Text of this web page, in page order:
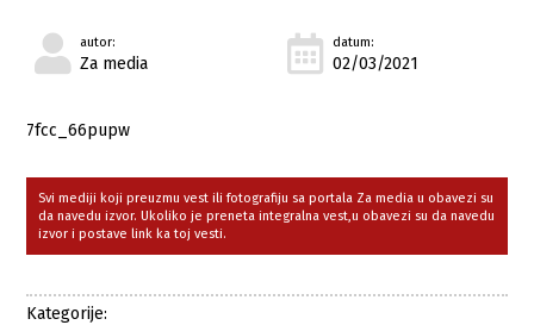
autor:
Za media
datum:
02/03/2021
7fcc_66pupw
Svi mediji koji preuzmu vest ili fotografiju sa portala Za media u obavezi su
da navedu izvor. Ukoliko je preneta integralna vest,u obavezi su da navedu
izvor i postave link ka toj vesti.
Kategorije: